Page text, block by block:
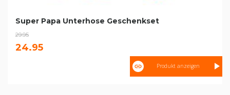
Super Papa Unterhose Geschenkset
29.95
24.95
Produkt anzeigen